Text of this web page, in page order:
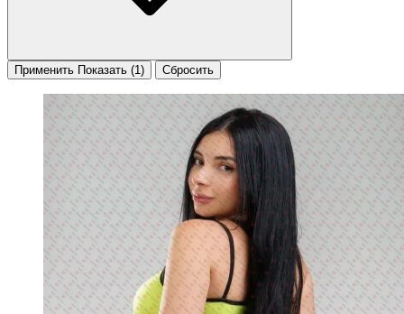
Применить Показать (1) Сбросить